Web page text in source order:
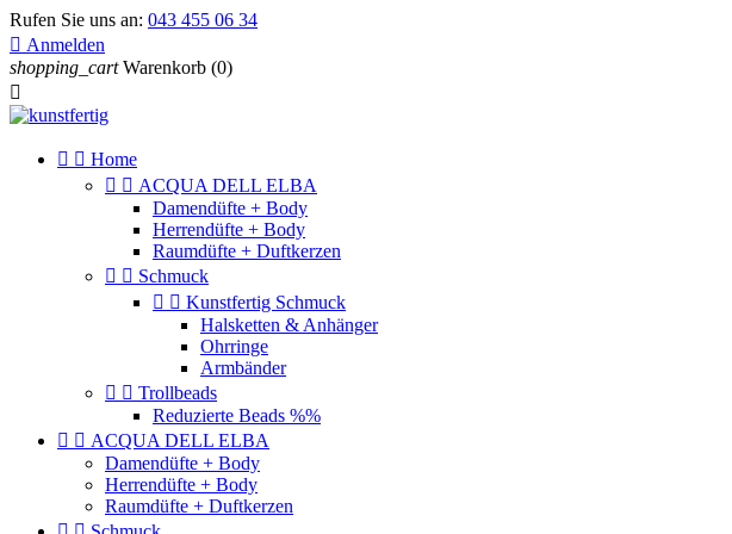
Rufen Sie uns an: 043 455 06 34
 Anmelden
shopping_cart Warenkorb (0)

  Home
  ACQUA DELL ELBA
Damendüfte + Body
Herrendüfte + Body
Raumdüfte + Duftkerzen
  Schmuck
  Kunstfertig Schmuck
Halsketten & Anhänger
Ohrringe
Armbänder
  Trollbeads
Reduzierte Beads %%
  ACQUA DELL ELBA
Damendüfte + Body
Herrendüfte + Body
Raumdüfte + Duftkerzen